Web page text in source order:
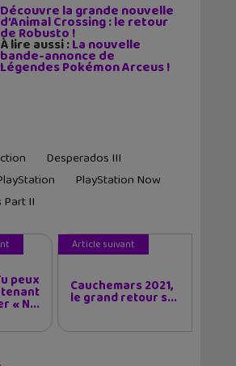
Découvre la grande nouvelle
d’Animal Crossing : le retour
de Robusto !
À lire aussi :La nouvelle
bande-annonce de
Légendes Pokémon Arceus !
Desperados III
PlayStation Now
Part II
peux
« N...
Article suivant
Cauchemars 2021,
le grand retour s...